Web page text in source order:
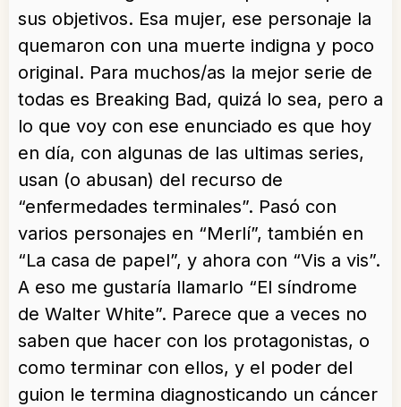
sus objetivos. Esa mujer, ese personaje la
quemaron con una muerte indigna y poco
original. Para muchos/as la mejor serie de
todas es Breaking Bad, quizá lo sea, pero a
lo que voy con ese enunciado es que hoy
en día, con algunas de las ultimas series,
usan (o abusan) del recurso de
“enfermedades terminales”. Pasó con
varios personajes en “Merlí”, también en
“La casa de papel”, y ahora con “Vis a vis”.
A eso me gustaría llamarlo “El síndrome
de Walter White”. Parece que a veces no
saben que hacer con los protagonistas, o
como terminar con ellos, y el poder del
guion le termina diagnosticando un cáncer